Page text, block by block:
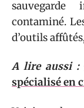
sauvegarde
contaminé.
d’outils
A lire aussi :
spécialisé en